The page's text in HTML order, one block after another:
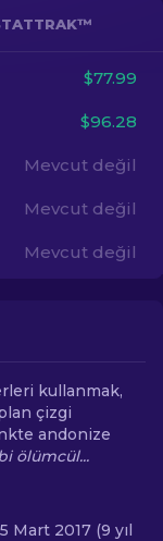
TR
$77.99
$96.28
Mevcut değil
Mevcut değil
Mevcut değil
kullanmak,
çizgi
andonize
ölümcül...
Mart 2017 (9 yıl